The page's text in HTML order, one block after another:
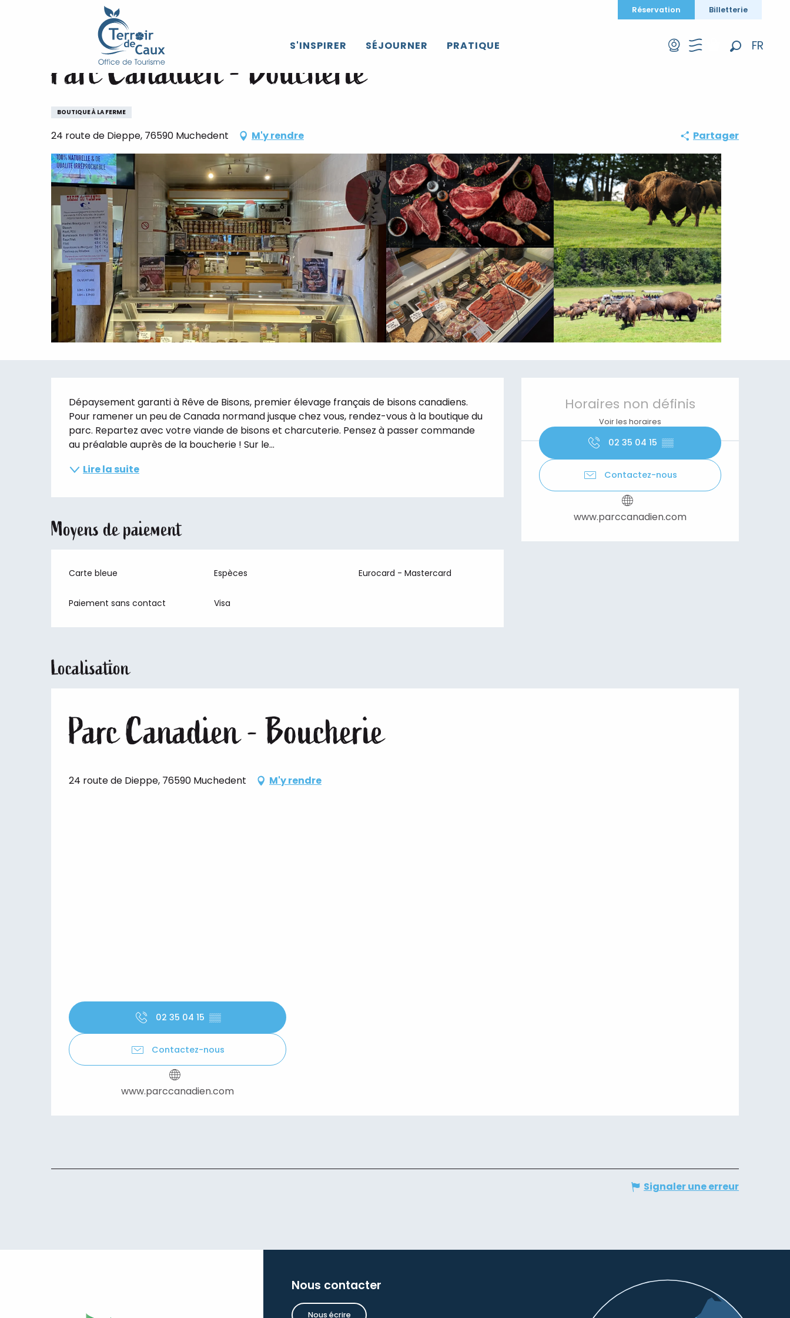
FR
Réservation Billetterie
S'INSPIRER SÉJOURNER PRATIQUE
Parc Canadien - Boucherie
Parc Canadien - Boucherie
BOUTIQUE À LA FERME
24 route de Dieppe, 76590 Muchedent M'y rendre Partager
Ouverture et coordonnées
Horaires non définis
Voir les horaires
02 35 04 15 ▒▒
Contactez-nous
www.parccanadien.com
Description
Dépaysement garanti à Rêve de Bisons, premier élevage français de bisons canadiens.
Pour ramener un peu de Canada normand jusque chez vous, rendez-vous à la boutique du
parc. Repartez avec votre viande de bisons et charcuterie. Pensez à passer commande
au préalable auprès de la boucherie ! Sur le...
Lire la suite
Moyens de paiement
Carte bleue Espèces Eurocard - Mastercard
Paiement sans contact Visa
Localisation
Parc Canadien - Boucherie
24 route de Dieppe, 76590 Muchedent M'y rendre
02 35 04 15 ▒▒
Contactez-nous
www.parccanadien.com
Signaler une erreur
Nous contacter
Nous écrire